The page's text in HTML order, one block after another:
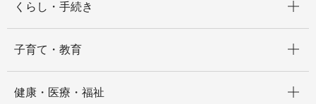
くらし・手続き
子育て・教育
健康・医療・福祉